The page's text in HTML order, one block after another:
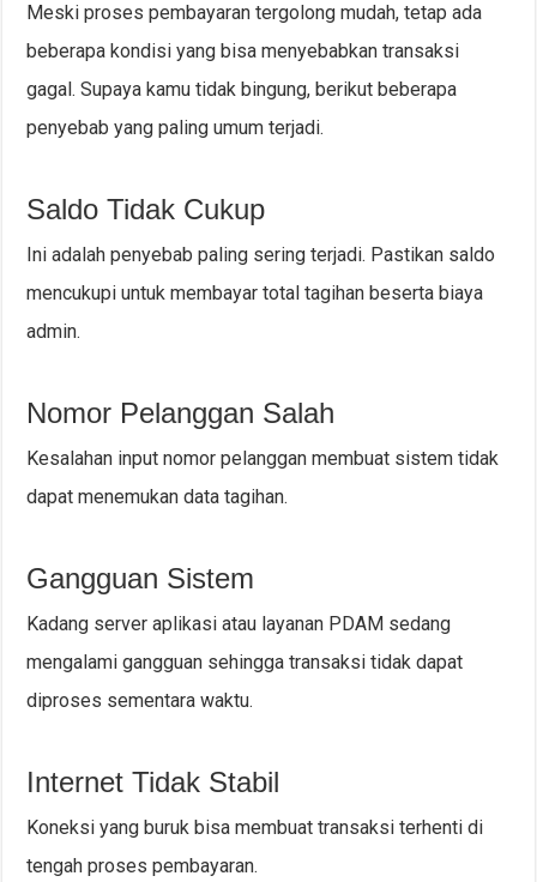
Meski proses pembayaran tergolong mudah, tetap ada
beberapa kondisi yang bisa menyebabkan transaksi
gagal. Supaya kamu tidak bingung, berikut beberapa
penyebab yang paling umum terjadi.
Saldo Tidak Cukup
Ini adalah penyebab paling sering terjadi. Pastikan saldo
mencukupi untuk membayar total tagihan beserta biaya
admin.
Nomor Pelanggan Salah
Kesalahan input nomor pelanggan membuat sistem tidak
dapat menemukan data tagihan.
Gangguan Sistem
Kadang server aplikasi atau layanan PDAM sedang
mengalami gangguan sehingga transaksi tidak dapat
diproses sementara waktu.
Internet Tidak Stabil
Koneksi yang buruk bisa membuat transaksi terhenti di
tengah proses pembayaran.